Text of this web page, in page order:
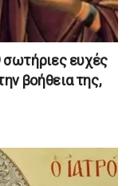
σωτήριες ευχές
βοήθεια της,